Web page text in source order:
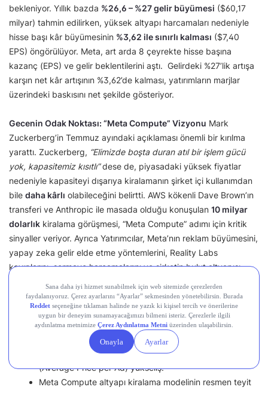
bekleniyor. Yıllık bazda %26,6 – %27 gelir büyümesi ($60,17
milyar) tahmin edilirken, yüksek altyapı harcamaları nedeniyle
hisse başı kâr büyümesinin %3,62 ile sınırlı kalması ($7,40
EPS) öngörülüyor. Meta, art arda 8 çeyrekte hisse başına
kazanç (EPS) ve gelir beklentilerini aştı. Gelirdeki %27’lik artışa
karşın net kâr artışının %3,62’de kalması, yatırımların marjlar
üzerindeki baskısını net şekilde gösteriyor.
Gecenin Odak Noktası: “Meta Compute” Vizyonu Mark
Zuckerberg’in Temmuz ayındaki açıklaması önemli bir kırılma
yarattı. Zuckerberg, “Elimizde boşta duran atıl bir işlem gücü
yok, kapasitemiz kısıtlı”dese de, piyasadaki yüksek fiyatlar
nedeniyle kapasiteyi dışarıya kiralamanın şirket içi kullanımdan
bile daha kârlı olabileceğini belirtti. AWS kökenli Dave Brown’ın
transferi ve Anthropic ile masada olduğu konuşulan 10 milyar
dolarlık kiralama görüşmesi, “Meta Compute” adımı için kritik
sinyaller veriyor. Ayrıca Yatırımcılar, Meta’nın reklam büyümesini,
yapay zeka gelir elde etme yöntemlerini, Reality Labs
kayıplarını, sermaye harcamalarını ve şirketin bulut altyapısı
hedefleriyle ilgili herhangi bir duyuruyu yakından takip
edecekler.
Boğa Senaryosu:
Reklam gelirlerinde %25+ artış ve Advantage+ yapay
zeka otomasyonu sayesinde reklam birim fiyatlarında
(Average Price per Ad) yükseliş.
Meta Compute altyapı kiralama modelinin resmen teyit